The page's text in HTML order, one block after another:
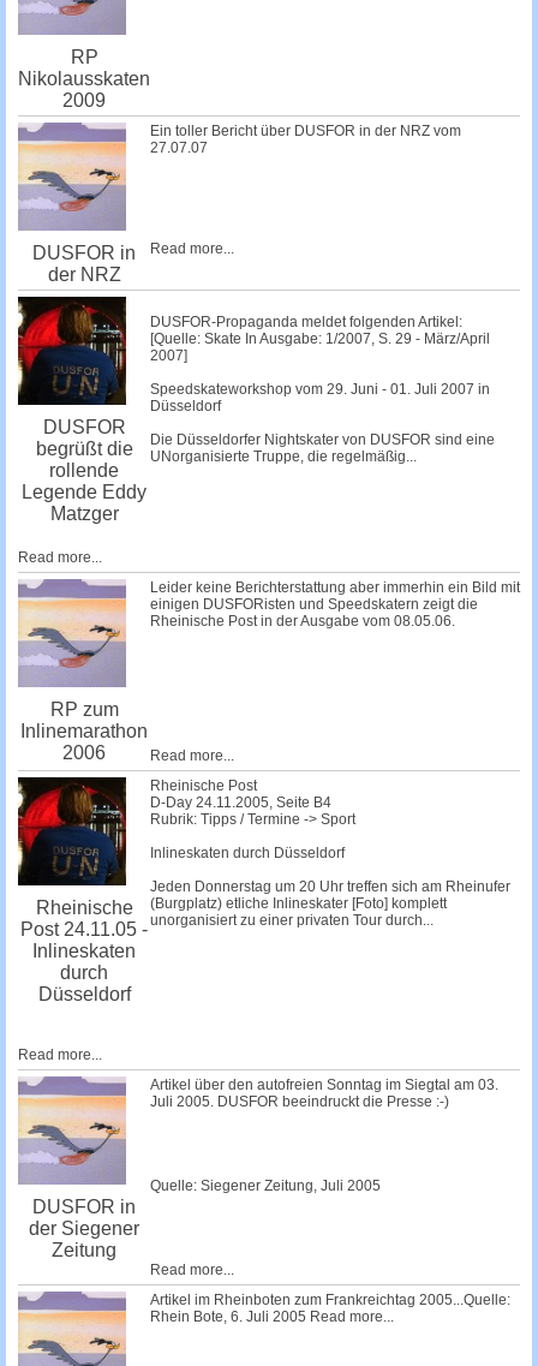
RP
Nikolausskaten
2009
DUSFOR in
der NRZ
Ein toller Bericht über DUSFOR in der NRZ vom
27.07.07
Read more...
DUSFOR
begrüßt die
rollende
Legende Eddy
Matzger
DUSFOR-Propaganda meldet folgenden Artikel:
[Quelle: Skate In Ausgabe: 1/2007, S. 29 - März/April
2007]
Speedskateworkshop vom 29. Juni - 01. Juli 2007 in
Düsseldorf
Die Düsseldorfer Nightskater von DUSFOR sind eine
UNorganisierte Truppe, die regelmäßig...
Read more...
RP zum
Inlinemarathon
2006
Leider keine Berichterstattung aber immerhin ein Bild mit
einigen DUSFORisten und Speedskatern zeigt die
Rheinische Post in der Ausgabe vom 08.05.06.
Read more...
Rheinische
Post 24.11.05 -
Inlineskaten
durch
Düsseldorf
Rheinische Post
D-Day 24.11.2005, Seite B4
Rubrik: Tipps / Termine -> Sport
Inlineskaten durch Düsseldorf
Jeden Donnerstag um 20 Uhr treffen sich am Rheinufer
(Burgplatz) etliche Inlineskater [Foto] komplett
unorganisiert zu einer privaten Tour durch...
Read more...
DUSFOR in
der Siegener
Zeitung
Artikel über den autofreien Sonntag im Siegtal am 03.
Juli 2005. DUSFOR beeindruckt die Presse :-)
Quelle: Siegener Zeitung, Juli 2005
Read more...
Artikel im Rheinboten zum Frankreichtag 2005...Quelle:
Rhein Bote, 6. Juli 2005 Read more...